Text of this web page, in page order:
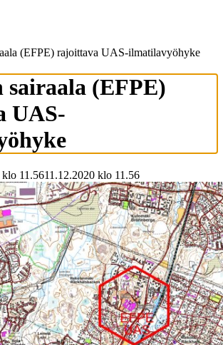
(EFPE) rajoittava UAS-ilmatilavyöhyke
sairaala (EFPE)
UAS-
11.5611.12.2020 klo 11.56